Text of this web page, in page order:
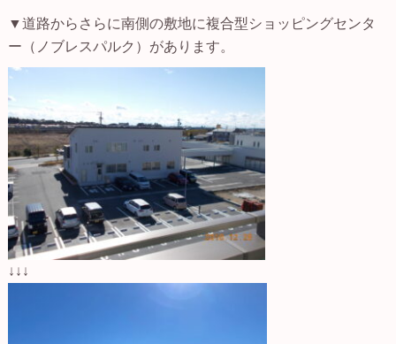
▼道路からさらに南側の敷地に複合型ショッピングセンタ
ー（ノブレスパルク）があります。
↓↓↓